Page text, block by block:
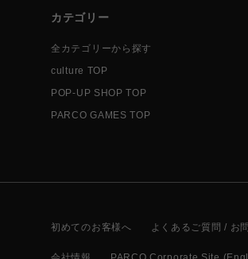
カテゴリー
全カテゴリーから探す
culture TOP
POP-UP SHOP TOP
PARCO GAMES TOP
初めてのお客様へ よくあるご質問 / お